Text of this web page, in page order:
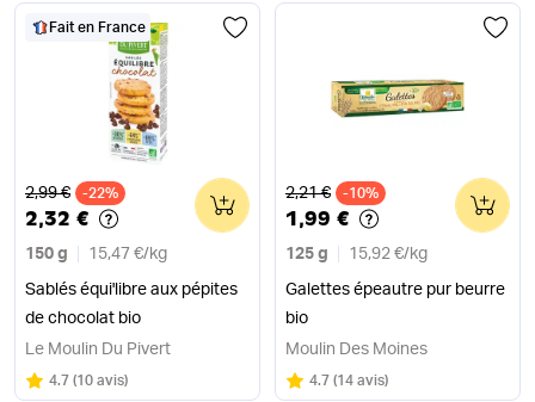
Fait en France
Ancien prix
2,99 € -22%
2,32 €
150 g 15,47 €/ kg
Sablés équi'libre aux pépites
de chocolat bio
0
Le Moulin Du Pivert
Note
4.7 sur 5
(10 avis)
Ancien prix
2,21 € -10%
1,99 €
125 g 15,92 €/ kg
Galettes épeautre pur beurre
bio
0
Moulin Des Moines
Note
4.7 sur 5
(14 avis)